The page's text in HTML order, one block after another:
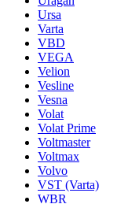
Ursa
Varta
VBD
VEGA
Velion
Vesline
Vesna
Volat
Volat Prime
Voltmaster
Voltmax
Volvo
VST (Varta)
WBR